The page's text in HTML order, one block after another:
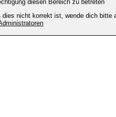
diesen Bereich zu betreten
nicht korrekt ist, wende dich bitte